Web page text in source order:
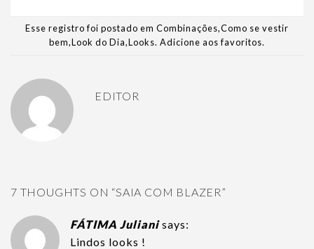
Esse registro foi postado em Combinações,Como se vestir
bem,Look do Dia,Looks. Adicione aos favoritos.
EDITOR
7 THOUGHTS ON “SAIA COM BLAZER”
FÁTIMA Juliani says:
Lindos looks !